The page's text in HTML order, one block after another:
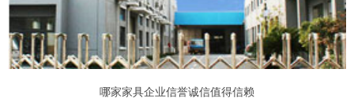
哪家家具企业信誉诚信值得信赖